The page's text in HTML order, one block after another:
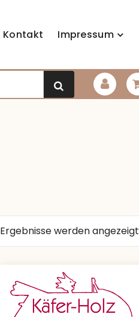
Kontakt Impressum
Ergebnisse werden angezeigt